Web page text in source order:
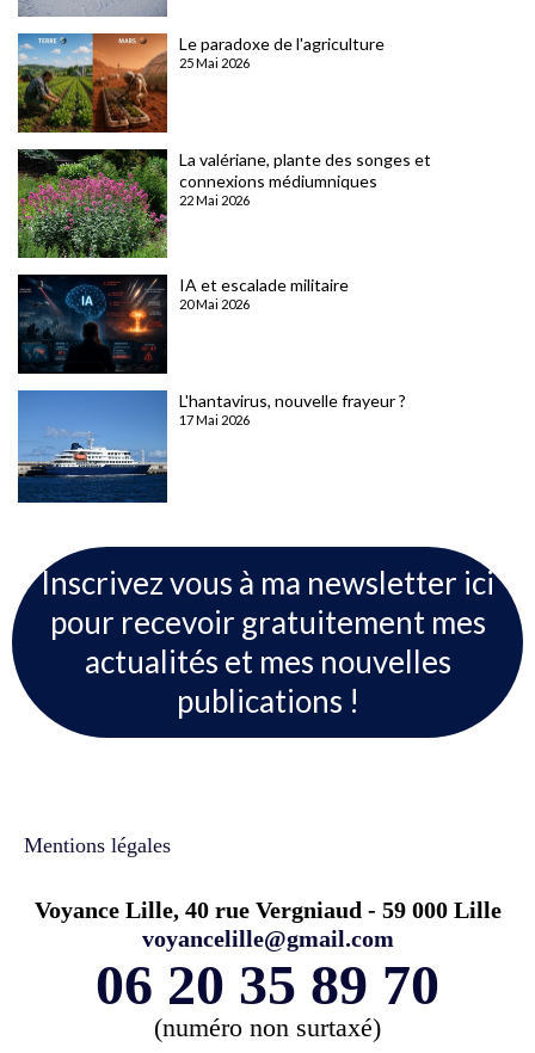
Le paradoxe de l'agriculture
25 Mai 2026
La valériane, plante des songes et
connexions médiumniques
22 Mai 2026
IA et escalade militaire
20 Mai 2026
L'hantavirus, nouvelle frayeur ?
17 Mai 2026
Inscrivez vous à ma newsletter ici
pour recevoir gratuitement mes
actualités et mes nouvelles
publications !
Mentions légales
Voyance Lille, 40 rue Vergniaud - 59 000 Lille
voyancelille@gmail.com
06 20 35 89 70
(numéro non surtaxé)